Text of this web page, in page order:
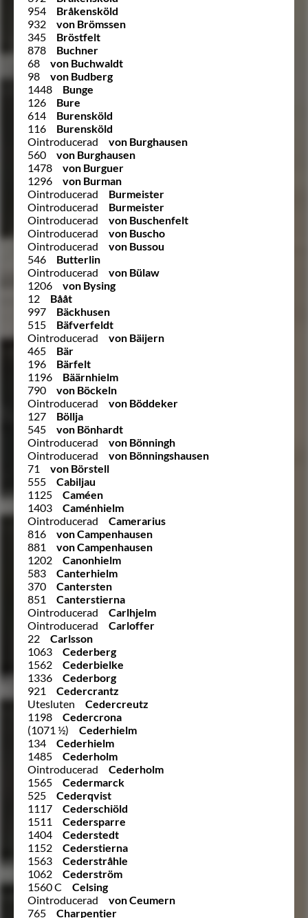
954
Bråkensköld
932
von Brömssen
345
Bröstfelt
878
Buchner
68
von Buchwaldt
98
von Budberg
1448
Bunge
126
Bure
614
Burensköld
116
Burensköld
Ointroducerad
von Burghausen
560
von Burghausen
1478
von Burguer
1296
von Burman
Ointroducerad
Burmeister
Ointroducerad
Burmeister
Ointroducerad
von Buschenfelt
Ointroducerad
von Buscho
Ointroducerad
von Bussou
546
Butterlin
Ointroducerad
von Bülaw
1206
von Bysing
12
Bååt
997
Bäckhusen
515
Bäfverfeldt
Ointroducerad
von Bäijern
465
Bär
196
Bärfelt
1196
Bäärnhielm
790
von Böckeln
Ointroducerad
von Böddeker
127
Böllja
545
von Bönhardt
Ointroducerad
von Bönningh
Ointroducerad
von Bönningshausen
71
von Börstell
555
Cabiljau
1125
Caméen
1403
Caménhielm
Ointroducerad
Camerarius
816
von Campenhausen
881
von Campenhausen
1202
Canonhielm
583
Canterhielm
370
Cantersten
851
Canterstierna
Ointroducerad
Carlhjelm
Ointroducerad
Carloffer
22
Carlsson
1063
Cederberg
1562
Cederbielke
1336
Cederborg
921
Cedercrantz
Utesluten
Cedercreutz
1198
Cedercrona
(1071 ½)
Cederhielm
134
Cederhielm
1485
Cederholm
Ointroducerad
Cederholm
1565
Cedermarck
525
Cederqvist
1117
Cederschiöld
1511
Cedersparre
1404
Cederstedt
1152
Cederstierna
1563
Cederstråhle
1062
Cederström
1560 C
Celsing
Ointroducerad
von Ceumern
765
Charpentier